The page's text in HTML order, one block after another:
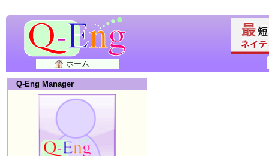
ホーム
Q-Eng Manager